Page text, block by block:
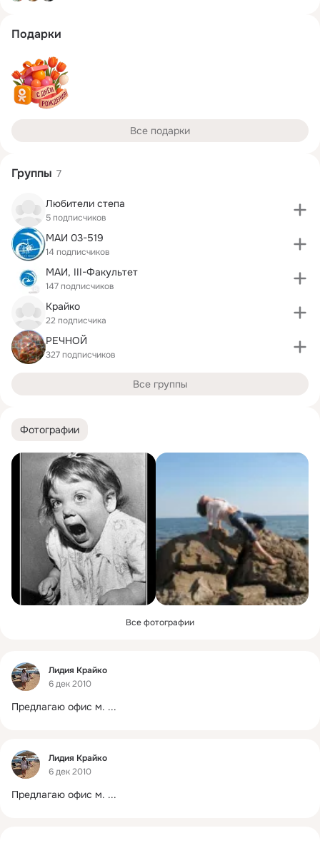
Фотографии
Все фотографии
Фид
Лидия Крайко
6 дек 2010
Предлагаю офис м. ...
Фид
Лидия Крайко
6 дек 2010
Предлагаю офис м. ...
Подарки
Все подарки
Группы 7
Любители степа
5 подписчиков
МАИ 03-519
14 подписчиков
МАИ, III-Факультет
147 подписчиков
Крайко
22 подписчика
РЕЧНОЙ
327 подписчиков
Все группы